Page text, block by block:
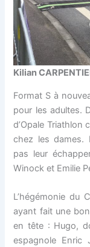
Kilian
Format S à
pour les adultes.
d’Opale Triathlon
chez les dames.
pas leur
Winock et Emilie
L’hégémonie du
ayant fait une
en tête : Hugo,
espagnole Enric